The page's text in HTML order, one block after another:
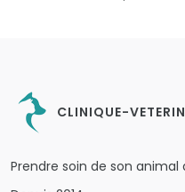
CLINIQUE-
Prendre soin de son